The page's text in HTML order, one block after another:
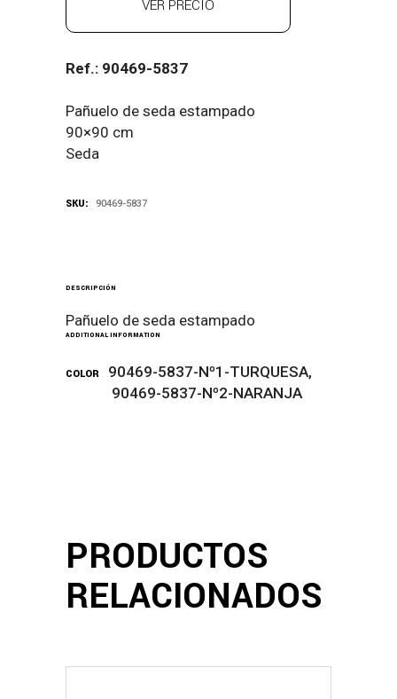
VER PRECIO
Ref.: 90469-5837
Pañuelo de seda estampado
90×90 cm
Seda
SKU: 90469-5837
DESCRIPCIÓN
Pañuelo de seda estampado
ADDITIONAL INFORMATION
COLOR
90469-5837-Nº1-TURQUESA,
90469-5837-Nº2-NARANJA
PRODUCTOS
RELACIONADOS